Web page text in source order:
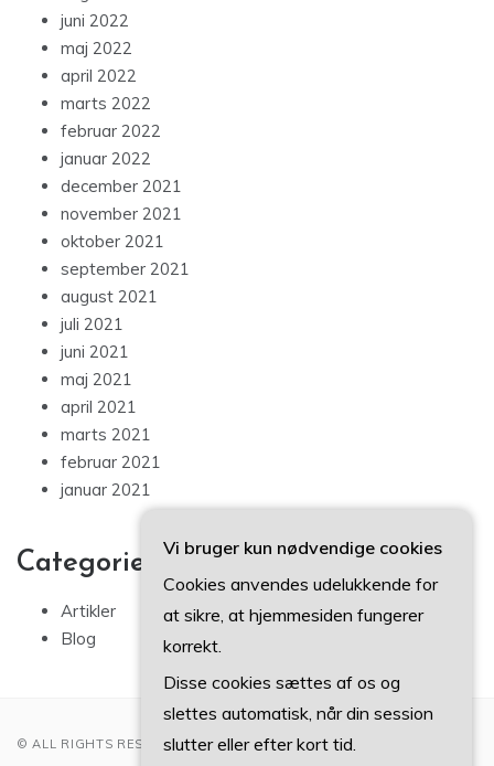
juni 2022
maj 2022
april 2022
marts 2022
februar 2022
januar 2022
december 2021
november 2021
oktober 2021
september 2021
august 2021
juli 2021
juni 2021
maj 2021
april 2021
marts 2021
februar 2021
januar 2021
Categories
Artikler
Blog
© ALL RIGHTS RESERVED 2022
Vi bruger kun nødvendige cookies
Cookies anvendes udelukkende for
at sikre, at hjemmesiden fungerer
korrekt.
Disse cookies sættes af os og
slettes automatisk, når din session
slutter eller efter kort tid.